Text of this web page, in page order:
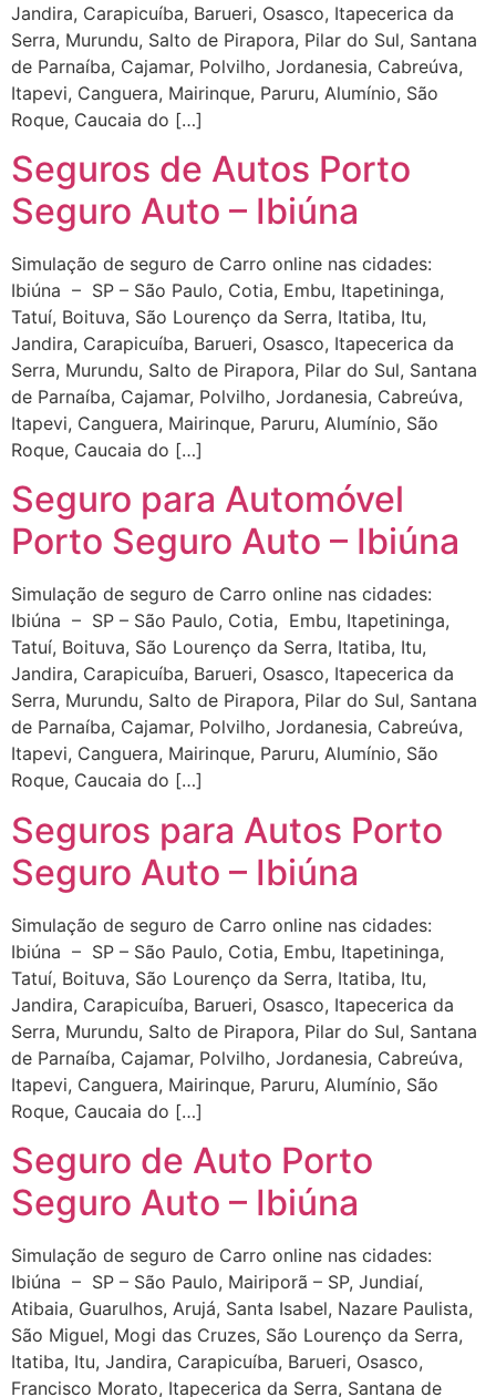
Jandira, Carapicuíba, Barueri, Osasco, Itapecerica da
Serra, Murundu, Salto de Pirapora, Pilar do Sul, Santana
de Parnaíba, Cajamar, Polvilho, Jordanesia, Cabreúva,
Itapevi, Canguera, Mairinque, Paruru, Alumínio, São
Roque, Caucaia do […]
Seguros de Autos Porto
Seguro Auto – Ibiúna
Simulação de seguro de Carro online nas cidades:
Ibiúna – SP – São Paulo, Cotia, Embu, Itapetininga,
Tatuí, Boituva, São Lourenço da Serra, Itatiba, Itu,
Jandira, Carapicuíba, Barueri, Osasco, Itapecerica da
Serra, Murundu, Salto de Pirapora, Pilar do Sul, Santana
de Parnaíba, Cajamar, Polvilho, Jordanesia, Cabreúva,
Itapevi, Canguera, Mairinque, Paruru, Alumínio, São
Roque, Caucaia do […]
Seguro para Automóvel
Porto Seguro Auto – Ibiúna
Simulação de seguro de Carro online nas cidades:
Ibiúna – SP – São Paulo, Cotia, Embu, Itapetininga,
Tatuí, Boituva, São Lourenço da Serra, Itatiba, Itu,
Jandira, Carapicuíba, Barueri, Osasco, Itapecerica da
Serra, Murundu, Salto de Pirapora, Pilar do Sul, Santana
de Parnaíba, Cajamar, Polvilho, Jordanesia, Cabreúva,
Itapevi, Canguera, Mairinque, Paruru, Alumínio, São
Roque, Caucaia do […]
Seguros para Autos Porto
Seguro Auto – Ibiúna
Simulação de seguro de Carro online nas cidades:
Ibiúna – SP – São Paulo, Cotia, Embu, Itapetininga,
Tatuí, Boituva, São Lourenço da Serra, Itatiba, Itu,
Jandira, Carapicuíba, Barueri, Osasco, Itapecerica da
Serra, Murundu, Salto de Pirapora, Pilar do Sul, Santana
de Parnaíba, Cajamar, Polvilho, Jordanesia, Cabreúva,
Itapevi, Canguera, Mairinque, Paruru, Alumínio, São
Roque, Caucaia do […]
Seguro de Auto Porto
Seguro Auto – Ibiúna
Simulação de seguro de Carro online nas cidades:
Ibiúna – SP – São Paulo, Mairiporã – SP, Jundiaí,
Atibaia, Guarulhos, Arujá, Santa Isabel, Nazare Paulista,
São Miguel, Mogi das Cruzes, São Lourenço da Serra,
Itatiba, Itu, Jandira, Carapicuíba, Barueri, Osasco,
Francisco Morato, Itapecerica da Serra, Santana de